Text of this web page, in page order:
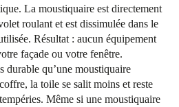
La moustiquaire est directement
roulant et est dissimulée dans le
Résultat : aucun équipement
façade ou votre fenêtre.
durable qu’une moustiquaire
la toile se salit moins et reste
Même si une moustiquaire